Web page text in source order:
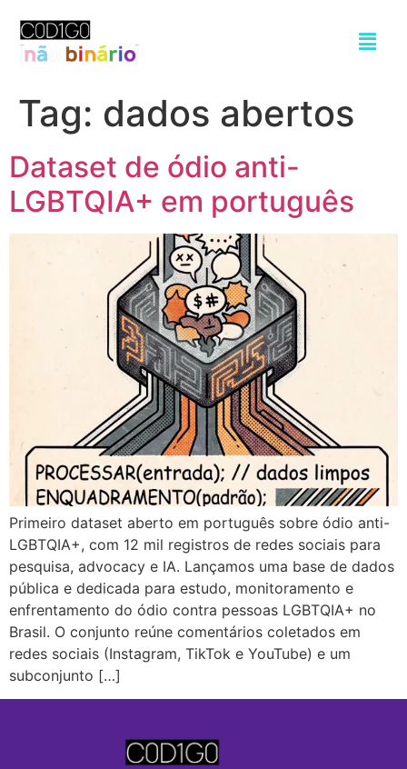
Tag: dados abertos
Dataset de ódio anti-
LGBTQIA+ em português
Primeiro dataset aberto em português sobre ódio anti-
LGBTQIA+, com 12 mil registros de redes sociais para
pesquisa, advocacy e IA. Lançamos uma base de dados
pública e dedicada para estudo, monitoramento e
enfrentamento do ódio contra pessoas LGBTQIA+ no
Brasil. O conjunto reúne comentários coletados em
redes sociais (Instagram, TikTok e YouTube) e um
subconjunto […]